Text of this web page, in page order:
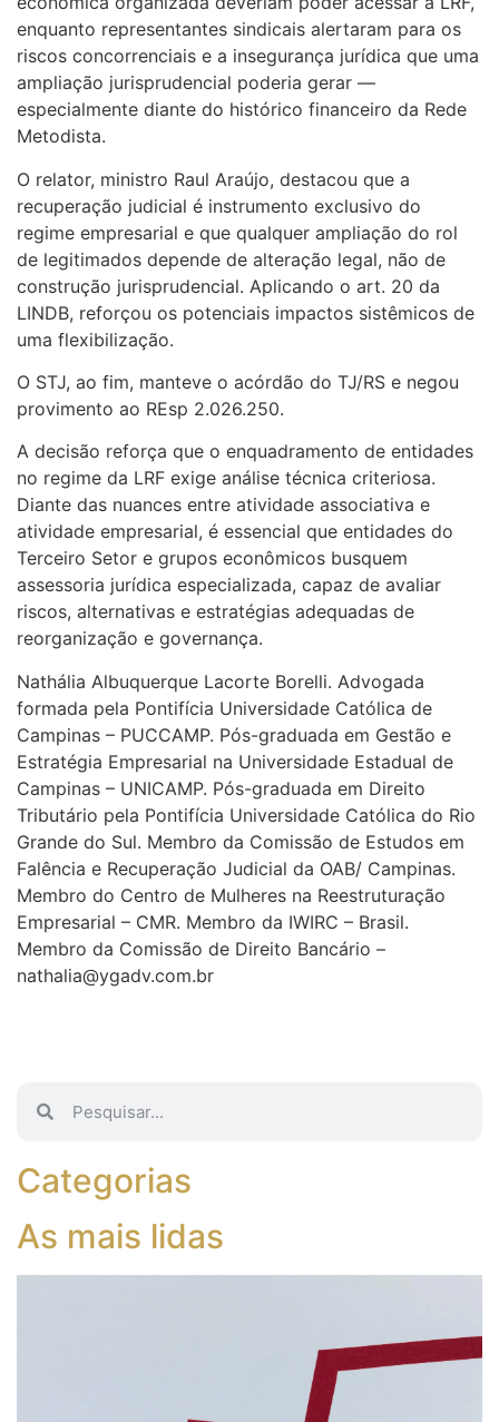
enquanto representantes sindicais alertaram para os
riscos concorrenciais e a insegurança jurídica que uma
ampliação jurisprudencial poderia gerar —
especialmente diante do histórico financeiro da Rede
Metodista.
O relator, ministro Raul Araújo, destacou que a
recuperação judicial é instrumento exclusivo do
regime empresarial e que qualquer ampliação do rol
de legitimados depende de alteração legal, não de
construção jurisprudencial. Aplicando o art. 20 da
LINDB, reforçou os potenciais impactos sistêmicos de
uma flexibilização.
O STJ, ao fim, manteve o acórdão do TJ/RS e negou
provimento ao REsp 2.026.250.
A decisão reforça que o enquadramento de entidades
no regime da LRF exige análise técnica criteriosa.
Diante das nuances entre atividade associativa e
atividade empresarial, é essencial que entidades do
Terceiro Setor e grupos econômicos busquem
assessoria jurídica especializada, capaz de avaliar
riscos, alternativas e estratégias adequadas de
reorganização e governança.
Nathália Albuquerque Lacorte Borelli. Advogada
formada pela Pontifícia Universidade Católica de
Campinas – PUCCAMP. Pós-graduada em Gestão e
Estratégia Empresarial na Universidade Estadual de
Campinas – UNICAMP. Pós-graduada em Direito
Tributário pela Pontifícia Universidade Católica do Rio
Grande do Sul. Membro da Comissão de Estudos em
Falência e Recuperação Judicial da OAB/ Campinas.
Membro do Centro de Mulheres na Reestruturação
Empresarial – CMR. Membro da IWIRC – Brasil.
Membro da Comissão de Direito Bancário –
nathalia@ygadv.com.br
Categorias
As mais lidas